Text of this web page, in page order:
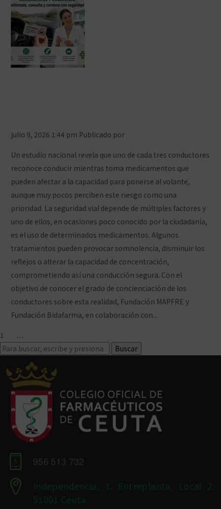
julio 9, 2026 1:44 pm Publicado por
Un estudio nacional revela que uno de cada tres conductores
reconoce conducir mientras toma medicamentos que
pueden afectar a la capacidad para ponerse al volante,
aunque muy pocos perciben este riesgo como una
prioridad. La seguridad vial depende de múltiples factores y
uno de ellos, en ocasiones poco conocido por la ciudadanía,
es el uso de determinados medicamentos. Algunos
tratamientos pueden provocar somnolencia, disminuir los
reflejos o alterar la capacidad de concentración,
comprometiendo así una conducción segura. Con el
objetivo de conocer el grado de concienciación de los
conductores sobre esta realidad, Fundación MAPFRE y
Fundación Bidafarma, en colaboración con...
1 …
Buscar
956 513 732
Independencia, 1. Entreplanta, Local 2.
51001 Ceuta